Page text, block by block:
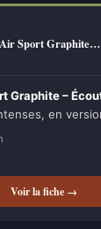
Sport Graphite…
Graphite –
en
Voir la fiche →